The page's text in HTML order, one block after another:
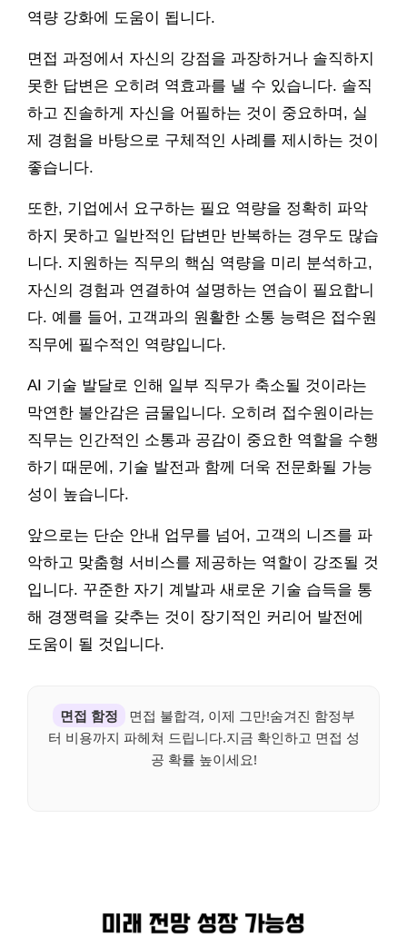
역량 강화에 도움이 됩니다.
면접 과정에서 자신의 강점을 과장하거나 솔직하지
못한 답변은 오히려 역효과를 낼 수 있습니다. 솔직
하고 진솔하게 자신을 어필하는 것이 중요하며, 실
제 경험을 바탕으로 구체적인 사례를 제시하는 것이
좋습니다.
또한, 기업에서 요구하는 필요 역량을 정확히 파악
하지 못하고 일반적인 답변만 반복하는 경우도 많습
니다. 지원하는 직무의 핵심 역량을 미리 분석하고,
자신의 경험과 연결하여 설명하는 연습이 필요합니
다. 예를 들어, 고객과의 원활한 소통 능력은 접수원
직무에 필수적인 역량입니다.
AI 기술 발달로 인해 일부 직무가 축소될 것이라는
막연한 불안감은 금물입니다. 오히려 접수원이라는
직무는 인간적인 소통과 공감이 중요한 역할을 수행
하기 때문에, 기술 발전과 함께 더욱 전문화될 가능
성이 높습니다.
앞으로는 단순 안내 업무를 넘어, 고객의 니즈를 파
악하고 맞춤형 서비스를 제공하는 역할이 강조될 것
입니다. 꾸준한 자기 계발과 새로운 기술 습득을 통
해 경쟁력을 갖추는 것이 장기적인 커리어 발전에
도움이 될 것입니다.
면접 함정
면접 불합격, 이제 그만!숨겨진 함정부
터 비용까지 파헤쳐 드립니다.지금 확인하고 면접 성
공 확률 높이세요!